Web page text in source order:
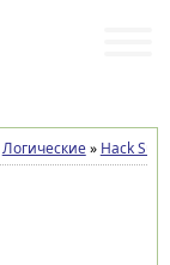
Логические» Hack